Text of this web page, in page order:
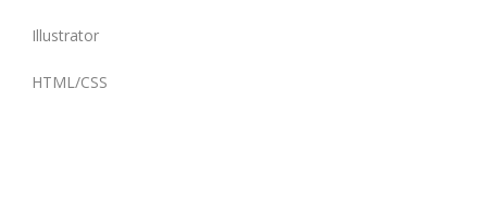
Illustrator
HTML/CSS